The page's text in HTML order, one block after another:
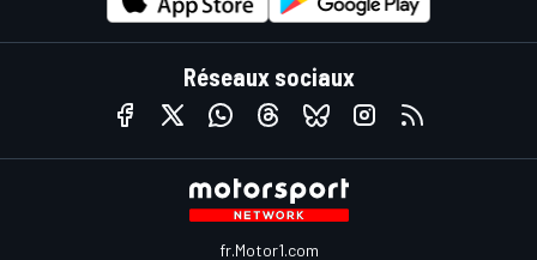
Réseaux sociaux
fr.Motor1.com